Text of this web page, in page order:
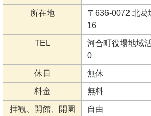
所在地
〒636-0072 北
16
TEL
河合町役場地域
0
休日 無休
料金 無料
拝観、開館、開園
自由